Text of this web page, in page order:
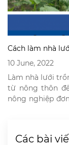
Cách làm nhà
10 June, 2022
Làm nhà lưới
từ nông thôn
nông nghiệp
Các bài